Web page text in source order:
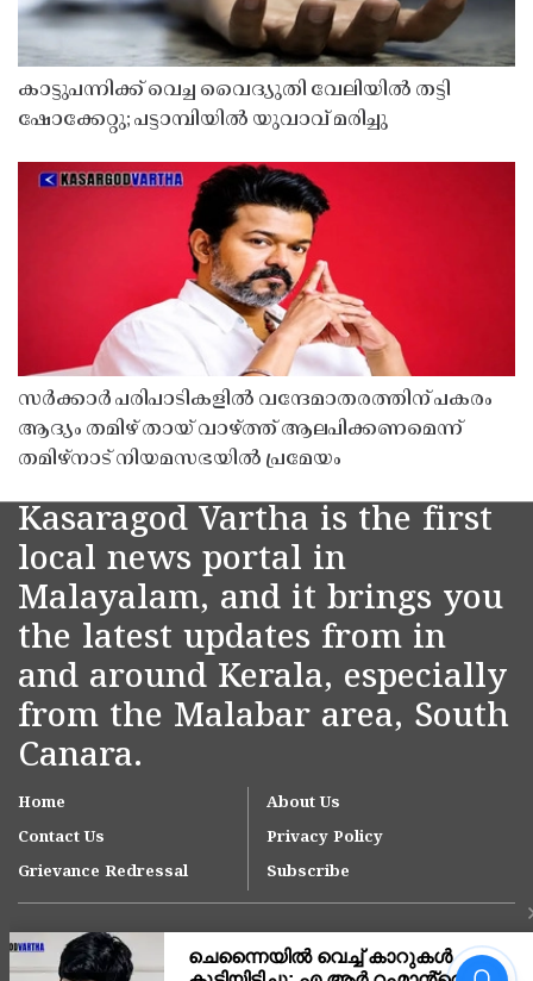
കാട്ടുപന്നിക്ക് വെച്ച വൈദ്യുതി വേലിയിൽ തട്ടി
ഷോക്കേറ്റു; പട്ടാമ്പിയിൽ യുവാവ് മരിച്ചു
സർക്കാർ പരിപാടികളിൽ വന്ദേമാതരത്തിന് പകരം
ആദ്യം തമിഴ് തായ് വാഴ്ത്ത് ആലപിക്കണമെന്ന്
തമിഴ്നാട് നിയമസഭയിൽ പ്രമേയം
Kasaragod Vartha is the first
local news portal in
Malayalam, and it brings you
the latest updates from in
and around Kerala, especially
from the Malabar area, South
Canara.
Home
About Us
Contact Us
Privacy Policy
Grievance Redressal
Subscribe